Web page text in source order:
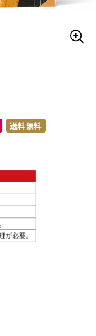
楽器アクセサリ
送料無料